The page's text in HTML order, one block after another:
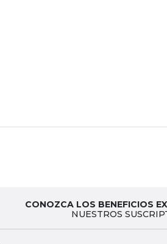
CONOZCA LOS BENEFICIOS
NUESTROS